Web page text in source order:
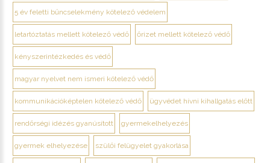
5 év feletti bűncselekmény kötelező védelem
letartóztatás mellett kötelező védő őrizet mellett kötelező védő
kényszerintézkedés és védő
magyar nyelvet nem ismeri kötelező védő
kommunikációképtelen kötelező védő ügyvédet hívni kihallgatás előtt
rendőrségi idézés gyanúsított gyermekelhelyezés
gyermek elhelyezése szülői felügyelet gyakorlása